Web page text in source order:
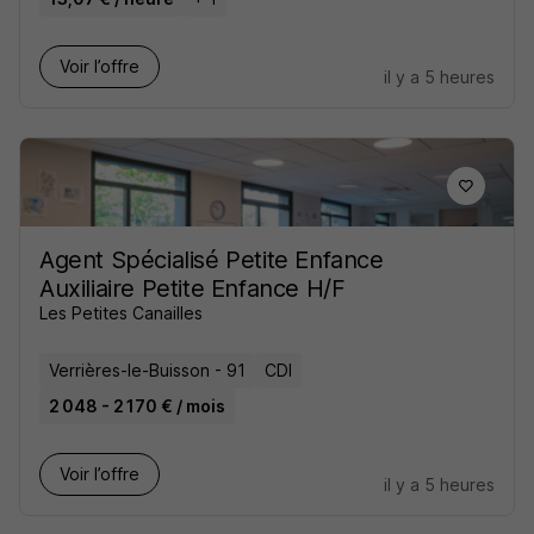
Voir l’offre
il y a 5 heures
Agent Spécialisé Petite Enfance
Auxiliaire Petite Enfance H/F
Les Petites Canailles
Verrières-le-Buisson - 91
CDI
2 048 - 2 170 € / mois
Voir l’offre
il y a 5 heures